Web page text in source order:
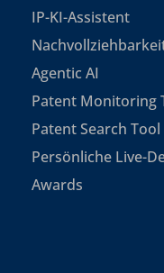
IP-KI-Assistent
Agentic AI
Patent Monitoring
Patent Search Tool
Persönliche Live-
Awards